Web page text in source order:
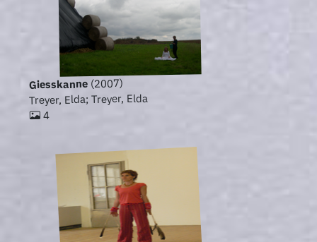
Giesskanne(2007)
Treyer, Elda; Treyer, Elda
4